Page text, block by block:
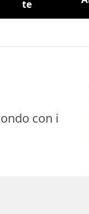
te
con i